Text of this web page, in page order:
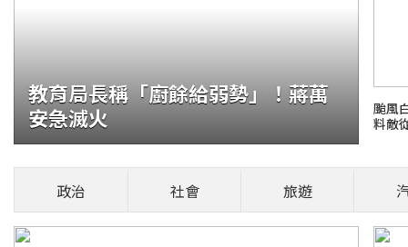
生日住址
會規畫自今(2026)年10月起，在國內虛擬
家平台轉往另一家平台
教育局長稱「廚餘給弱勢」！蔣萬
安急滅火
颱風
料敵
政治 社會 旅遊